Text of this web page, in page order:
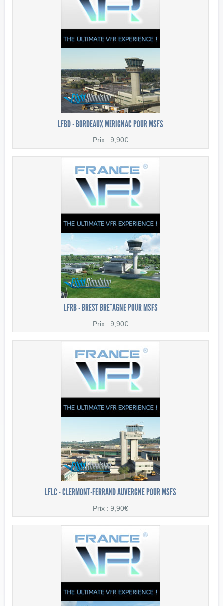
LFBD - BORDEAUX MERIGNAC POUR MSFS
Prix : 9,90€
LFRB - BREST BRETAGNE POUR MSFS
Prix : 9,90€
LFLC - CLERMONT-FERRAND AUVERGNE POUR MSFS
Prix : 9,90€